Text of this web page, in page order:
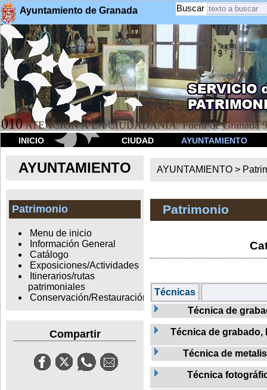
Ayuntamiento de Granada Buscar
010 ATENCION A LA CIUDADANÍA. Fuera de Granada
INICIO CIUDAD AYUNTAMIENTO
AYUNTAMIENTO
Patrimonio
Menu de inicio
Información General
Catálogo
Exposiciones/Actividades
Itinerarios/rutas
patrimoniales
Conservación/Restauración
Compartir
AYUNTAMIENTO >
Patrimonio
Técnicas
Técnica de
Técnica de grabado,
Técnica de
Técnica